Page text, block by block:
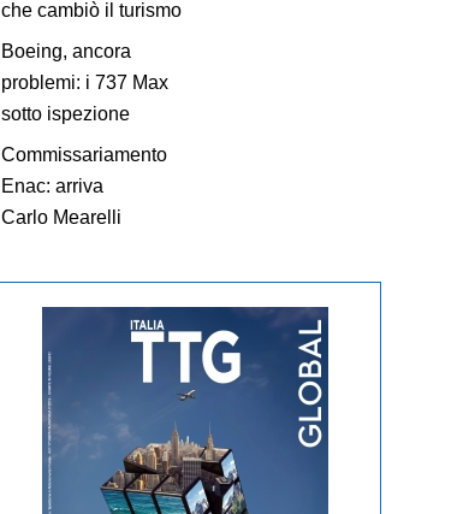
che cambiò il turismo
Boeing, ancora
problemi: i 737 Max
sotto ispezione
Commissariamento
Enac: arriva
Carlo Mearelli